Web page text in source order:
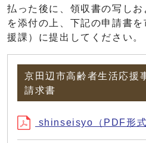
払った後に、領収書の写し
を添付の上、下記の申請書
援課）に提出してください。
京田辺市高齢者生活応援
請求書
shinseisyo（PDF形